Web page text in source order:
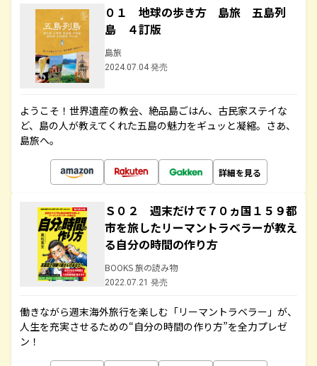
０１ 地球の歩き方 島旅 五島列
島 ４訂版
島旅
2024.07.04 発売
ようこそ！世界遺産の教会、絶品島ごはん、古民家ステイな
ど、島の人が教えてくれた五島の魅力をギュッと凝縮。さあ、
島旅へ。
詳細を見る
Ｓ０２ 週末だけで７０ヵ国１５９都
市を旅したリーマントラベラーが教え
る自分の時間の作り方
BOOKS 旅の読み物
2022.07.21 発売
働きながら週末海外旅行を楽しむ「リーマントラベラー」が、
人生を充実させるための“自分の時間の作り方”を全力プレゼ
ン！